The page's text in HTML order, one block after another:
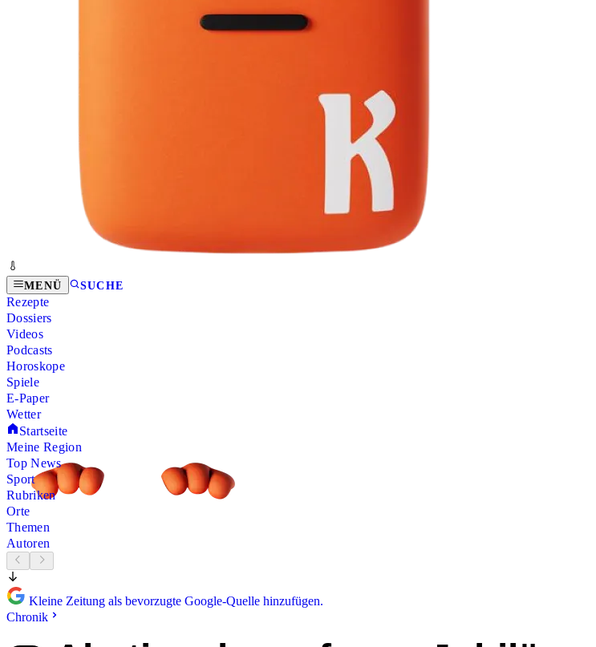
MENÜ SUCHE
Rezepte
Dossiers
Videos
Podcasts
Horoskope
Spiele
E-Paper
Wetter
Startseite
Meine Region
Top News
Sport
Rubriken
Orte
Themen
Autoren
Kleine Zeitung als bevorzugte Google-Quelle hinzufügen.
Chronik